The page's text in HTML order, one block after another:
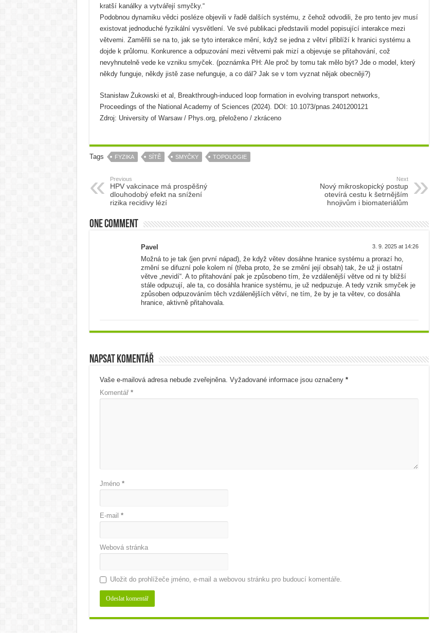
kratší kanálky a vytvářejí smyčky.“
Podobnou dynamiku vědci posléze objevili v řadě dalších systému, z čehož odvodili, že pro tento jev musí
existovat jednoduché fyzikální vysvětlení. Ve své publikaci představili model popisující interakce mezi
větvemi. Zaměřili se na to, jak se tyto interakce mění, když se jedna z větví přiblíží k hranici systému a
dojde k průlomu. Konkurence a odpuzování mezi větvemi pak mizí a objevuje se přitahování, což
nevyhnutelně vede ke vzniku smyček. (poznámka PH: Ale proč by tomu tak mělo být? Jde o model, který
někdy funguje, někdy jistě zase nefunguje, a co dál? Jak se v tom vyznat nějak obecněji?)
Stanisław Żukowski et al, Breakthrough-induced loop formation in evolving transport networks,
Proceedings of the National Academy of Sciences (2024). DOI: 10.1073/pnas.2401200121
Zdroj: University of Warsaw / Phys.org, přeloženo / zkráceno
Tags FYZIKA SÍTĚ SMYČKY TOPOLOGIE
Previous
HPV vakcinace má prospěšný
dlouhodobý efekt na snížení
rizika recidivy lézí
Next
Nový mikroskopický postup
otevírá cestu k šetrnějším
hnojivům i biomateriálům
One comment
Pavel 3. 9. 2025 at 14:26
Možná to je tak (jen první nápad), že když větev dosáhne hranice systému a prorazí ho,
změní se difuzní pole kolem ní (třeba proto, že se změní její obsah) tak, že už ji ostatní
větve „nevidí“. A to přitahování pak je způsobeno tím, že vzdálenější větve od ni ty bližší
stále odpuzují, ale ta, co dosáhla hranice systému, je už nedpuzuje. A tedy vznik smyček je
způsoben odpuzováním těch vzdálenějších větví, ne tím, že by je ta větev, co dosáhla
hranice, aktivně přitahovala.
Napsat komentář
Vaše e-mailová adresa nebude zveřejněna. Vyžadované informace jsou označeny *
Komentář *
Jméno *
E-mail *
Webová stránka
Uložit do prohlížeče jméno, e-mail a webovou stránku pro budoucí komentáře.